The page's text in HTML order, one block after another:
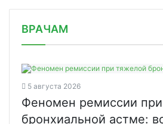
ВРАЧАМ
5 августа 2026
Феномен ремиссии
бронхиальной астме: